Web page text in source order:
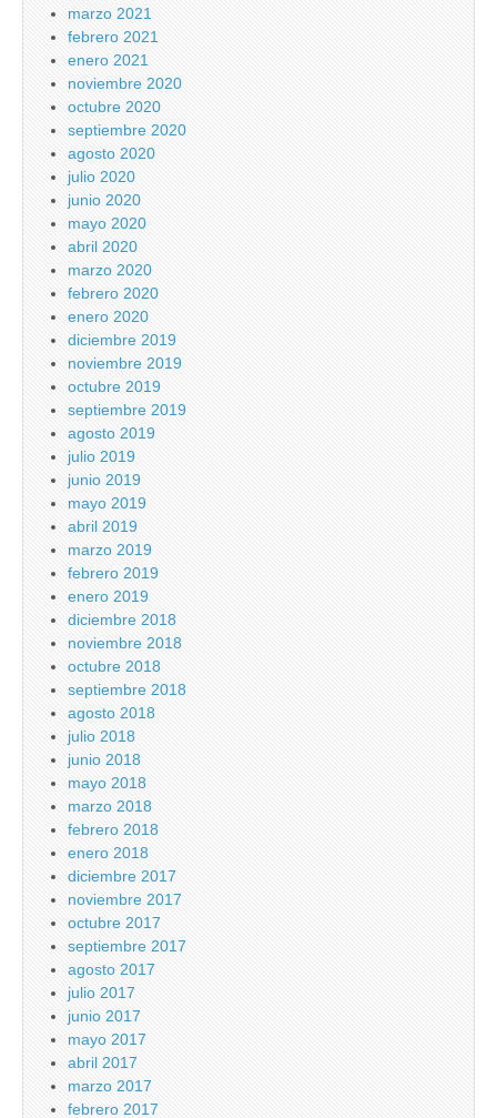
marzo 2021
febrero 2021
enero 2021
noviembre 2020
octubre 2020
septiembre 2020
agosto 2020
julio 2020
junio 2020
mayo 2020
abril 2020
marzo 2020
febrero 2020
enero 2020
diciembre 2019
noviembre 2019
octubre 2019
septiembre 2019
agosto 2019
julio 2019
junio 2019
mayo 2019
abril 2019
marzo 2019
febrero 2019
enero 2019
diciembre 2018
noviembre 2018
octubre 2018
septiembre 2018
agosto 2018
julio 2018
junio 2018
mayo 2018
marzo 2018
febrero 2018
enero 2018
diciembre 2017
noviembre 2017
octubre 2017
septiembre 2017
agosto 2017
julio 2017
junio 2017
mayo 2017
abril 2017
marzo 2017
febrero 2017